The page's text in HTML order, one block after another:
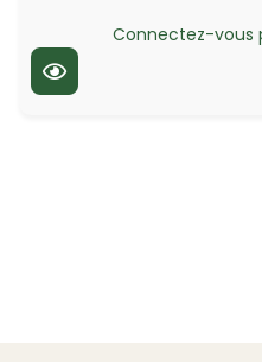
Connectez-vous